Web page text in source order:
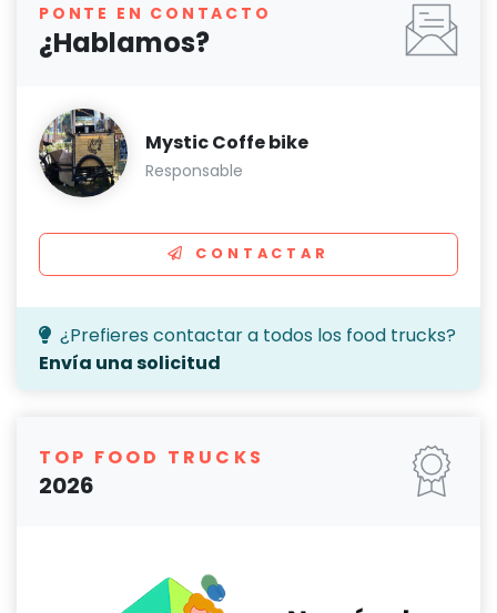
PONTE EN CONTACTO
¿Hablamos?
Mystic Coffe bike
Responsable
CONTACTAR
¿Prefieres contactar a todos los food trucks?
Envía una solicitud
TOP FOOD TRUCKS
2026